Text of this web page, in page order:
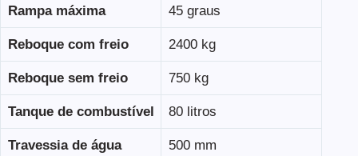
Rampa máxima 45 graus
Reboque com freio 2400 kg
Reboque sem freio 750 kg
Tanque de combustível 80 litros
Travessia de água 500 mm